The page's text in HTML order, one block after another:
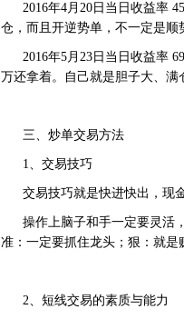
2016年4月20日当日收益率
仓，而且开逆势单，不一定是顺
2016年5月23日当日收益率
万还拿着。自己就是胆子大、
三、炒单交易方法
1、交易技巧
交易技巧就是快进快出，现
操作上脑子和手一定要灵活
准：一定要抓住龙头；狠：就
2、短线交易的素质与能力